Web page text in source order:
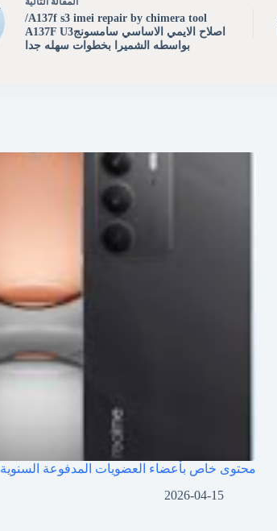
A137f s3 imei repair by chimera tool/
اصلاح الايمي الاساسي سامسونجA137F U3
بواسطه الشميرا بخطوات سهله جدا
محتوى خاص بأعضاء العضويات المدفوعة السنوية
2026-04-15